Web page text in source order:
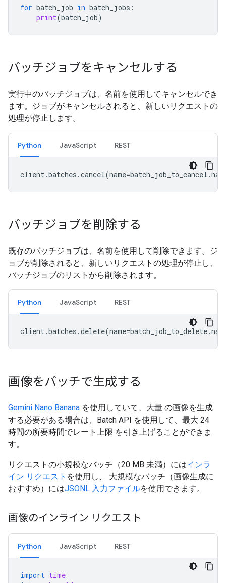
for batch_job in batch_jobs :
print(batch_job)
バッチジョブをキャンセルする
実行中のバッチジョブは、名前を使用してキャンセルでき
ます。ジョブがキャンセルされると、新しいリクエストの
処理が停止します。
Python JavaScript REST
client.batches .cancel(name=batch_job_to_cancel .
バッチジョブを削除する
既存のバッチジョブは、名前を使用して削除できます。ジ
ョブが削除されると、新しいリクエストの処理が停止し、
バッチジョブのリストから削除されます。
Python JavaScript REST
client.batches .delete(name=batch_job_to_delete.
画像をバッチで生成する
Gemini Nano Banana を使用していて、大量 の画像を生成
する必要がある場合は、Batch API を使用して、最大 24
時間の所要時間でレート上限 を引き上げることができま
す。
リクエストの小規模なバッチ（20 MB 未満）にはインラ
イン リクエスト を使用し、 大規模なバッチ（画像生成に
おすすめ）にはJSONL 入力ファイルを使用できます。
画像のインライン リクエスト
Python JavaScript REST
import time